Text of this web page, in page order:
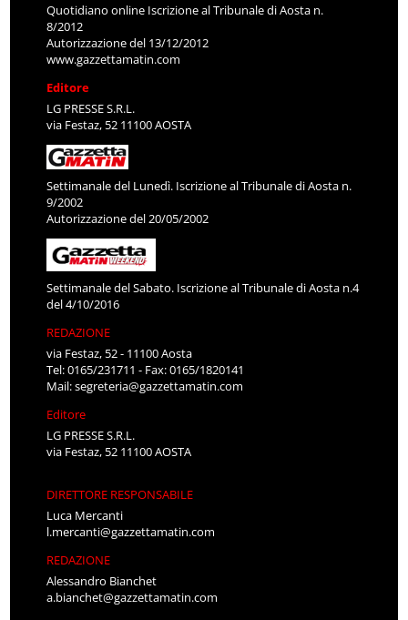
Quotidiano online Iscrizione al Tribunale di Aosta n.
8/2012
Autorizzazione del 13/12/2012
www.gazzettamatin.com
Editore
LG PRESSE S.R.L.
via Festaz, 52 11100 AOSTA
Settimanale del Lunedì. Iscrizione al Tribunale di Aosta n.
9/2002
Autorizzazione del 20/05/2002
Settimanale del Sabato. Iscrizione al Tribunale di Aosta n.4
del 4/10/2016
REDAZIONE
via Festaz, 52 - 11100 Aosta
Tel: 0165/231711 - Fax: 0165/1820141
Mail:segreteria@gazzettamatin.com
Editore
LG PRESSE S.R.L.
via Festaz, 52 11100 AOSTA
DIRETTORE RESPONSABILE
Luca Mercanti
l.mercanti@gazzettamatin.com
REDAZIONE
Alessandro Bianchet
a.bianchet@gazzettamatin.com